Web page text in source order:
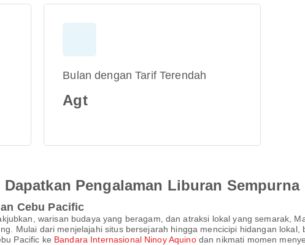
Bulan dengan Tarif Terendah
Agt
Pengalaman Liburan Sempurna
Cebu Pacific
warisan budaya yang beragam, dan atraksi lokal yang semarak,
Mulai dari menjelajahi situs bersejarah hingga mencicipi hidangan
Pacific ke Bandara Internasional Ninoy Aquinodan nikmati momen